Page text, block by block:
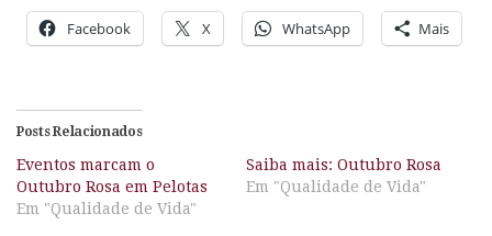
Facebook X WhatsApp Mais
Posts Relacionados
Eventos marcam o
Outubro Rosa em Pelotas
Em "Qualidade de Vida"
Saiba mais: Outubro Rosa
Em "Qualidade de Vida"